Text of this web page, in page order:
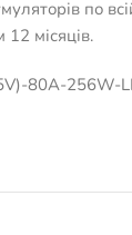
по
місяців.
80A-256W-